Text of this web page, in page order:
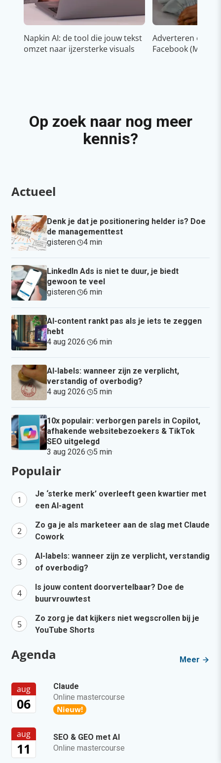
Napkin AI: de tool die jouw tekst
omzet naar ijzersterke visuals
Adverteren op
Facebook (Meta)
Op zoek naar nog meer
kennis?
Actueel
Denk je dat je positionering helder is? Doe
de managementtest
gisteren· 4 min·
LinkedIn Ads is niet te duur, je biedt
gewoon te veel
gisteren· 6 min·
AI-content rankt pas als je iets te zeggen
hebt
4 aug 2026· 6 min·
AI-labels: wanneer zijn ze verplicht,
verstandig of overbodig?
4 aug 2026· 5 min·
10x populair: verborgen parels in Copilot,
afhakende websitebezoekers & TikTok
SEO uitgelegd
3 aug 2026· 5 min·
Populair
Je ‘sterke merk’ overleeft geen kwartier met
een AI-agent
Zo ga je als marketeer aan de slag met Claude
Cowork
AI-labels: wanneer zijn ze verplicht, verstandig
of overbodig?
Is jouw content doorvertelbaar? Doe de
buurvrouwtest
Zo zorg je dat kijkers niet wegscrollen bij je
YouTube Shorts
Agenda Meer
aug
06
Claude
Online mastercourse
Nieuw!
aug
11
SEO & GEO met AI
Online mastercourse